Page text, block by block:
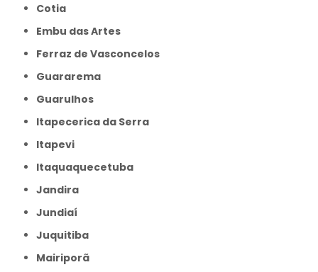
Cotia
Embu das Artes
Ferraz de Vasconcelos
Guararema
Guarulhos
Itapecerica da Serra
Itapevi
Itaquaquecetuba
Jandira
Jundiaí
Juquitiba
Mairiporã